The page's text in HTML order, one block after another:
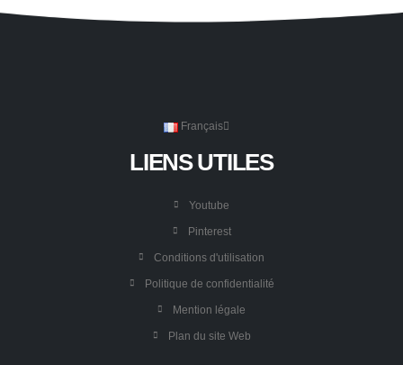
Français
LIENS UTILES
Youtube
Pinterest
Conditions d'utilisation
Politique de confidentialité
Mention légale
Plan du site Web